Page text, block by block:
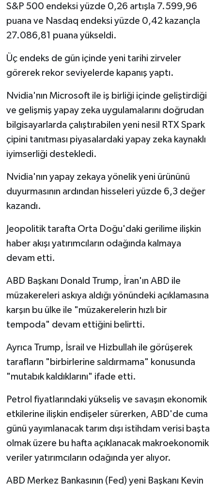
S&P 500 endeksi yüzde 0,26 artışla 7.599,96
puana ve Nasdaq endeksi yüzde 0,42 kazançla
27.086,81 puana yükseldi.
Üç endeks de gün içinde yeni tarihi zirveler
görerek rekor seviyelerde kapanış yaptı.
Nvidia'nın Microsoft ile iş birliği içinde geliştirdiği
ve gelişmiş yapay zeka uygulamalarını doğrudan
bilgisayarlarda çalıştırabilen yeni nesil RTX Spark
çipini tanıtması piyasalardaki yapay zeka kaynaklı
iyimserliği destekledi.
Nvidia'nın yapay zekaya yönelik yeni ürününü
duyurmasının ardından hisseleri yüzde 6,3 değer
kazandı.
Jeopolitik tarafta Orta Doğu'daki gerilime ilişkin
haber akışı yatırımcıların odağında kalmaya
devam etti.
ABD Başkanı Donald Trump, İran'ın ABD ile
müzakereleri askıya aldığı yönündeki açıklamasına
karşın bu ülke ile "müzakerelerin hızlı bir
tempoda" devam ettiğini belirtti.
Ayrıca Trump, İsrail ve Hizbullah ile görüşerek
tarafların "birbirlerine saldırmama" konusunda
"mutabık kaldıklarını" ifade etti.
Petrol fiyatlarındaki yükseliş ve savaşın ekonomik
etkilerine ilişkin endişeler sürerken, ABD'de cuma
günü yayımlanacak tarım dışı istihdam verisi başta
olmak üzere bu hafta açıklanacak makroekonomik
veriler yatırımcıların odağında yer alıyor.
ABD Merkez Bankasının (Fed) yeni Başkanı Kevin